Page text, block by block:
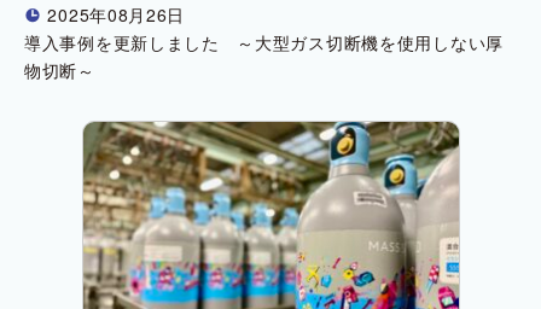
! 2025年08月26日
導入事例を更新しました ～大型ガス切断機を使用しない厚
物切断～